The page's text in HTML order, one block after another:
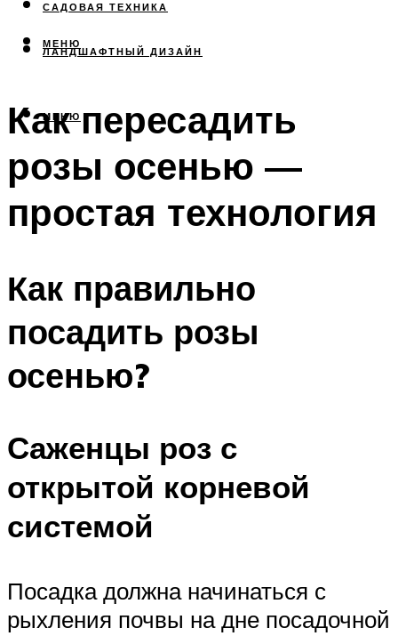
САДОВАЯ ТЕХНИКА
ЛАНДШАФТНЫЙ ДИЗАЙН
МЕНЮ
МЕНЮ
Как пересадить
розы осенью —
простая технология
Как правильно
посадить розы
осенью?
Саженцы роз с
открытой корневой
системой
Посадка должна начинаться с
рыхления почвы на дне посадочной